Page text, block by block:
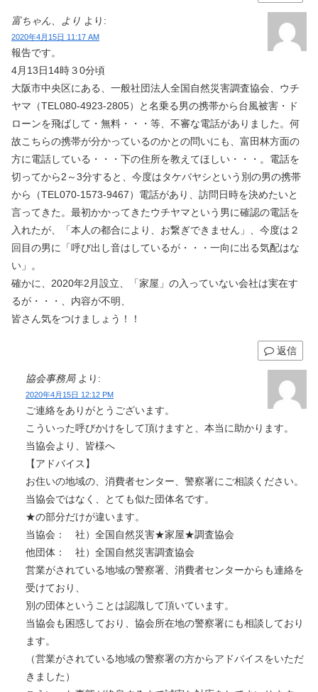
富ちゃん、より より:
2020年4月15日 11:17 AM
報告です。
4月13日14時３0分頃
大阪市中央区にある、一般社団法人全国自然災害調査協会、ウチ
ヤマ（TEL080-4923-2805）と名乗る男の携帯から台風被害・ド
ローンを飛ばして・無料・・・等、不審な電話がありました。何
故こちらの携帯が分かっているのかとの問いにも、富田林方面の
方に電話している・・・下の住所を教えてほしい・・・。電話を
切ってから2～3分すると、今度はタケバヤシという別の男の携帯
から（TEL070-1573-9467）電話があり、訪問日時を決めたいと
言ってきた。最初かかってきたウチヤマという男に確認の電話を
入れたが、「本人の都合により、お繋ぎできません」、今度は２
回目の男に「呼び出し音はしているが・・・一向に出る気配はな
い」。
確かに、2020年2月設立、「家屋」の入っていない会社は実在す
るが・・・、内容が不明、
皆さん気をつけましょう！！
返信
協会事務局 より:
2020年4月15日 12:12 PM
ご連絡をありがとうございます。
こういった呼びかけをして頂けますと、本当に助かります。
当協会より、皆様へ
【アドバイス】
お住いの地域の、消費者センター、警察署にご相談ください。
当協会ではなく、とても似た団体名です。
★の部分だけが違います。
当協会： 社）全国自然災害★家屋★調査協会
他団体： 社）全国自然災害調査協会
営業がされている地域の警察署、消費者センターからも連絡を
受けており、
別の団体ということは認識して頂いています。
当協会も困惑しており、協会所在地の警察署にも相談しており
ます。
（営業がされている地域の警察署の方からアドバイスをいただ
きました）